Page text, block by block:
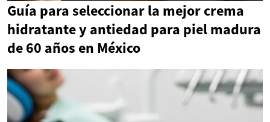
Guía para seleccionar la mejor crema
hidratante y antiedad para piel madura
de 60 años en México